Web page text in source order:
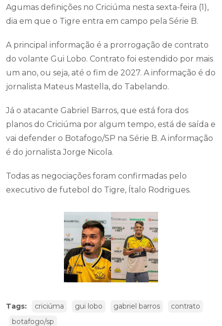
Agumas definições no Criciúma nesta sexta-feira (1),
dia em que o Tigre entra em campo pela Série B.
A principal informação é a prorrogação de contrato
do volante Gui Lobo. Contrato foi estendido por mais
um ano, ou seja, até o fim de 2027. A informação é do
jornalista Mateus Mastella, do Tabelando.
Já o atacante Gabriel Barros, que está fora dos
planos do Criciúma por algum tempo, está de saída e
vai defender o Botafogo/SP na Série B. A informação
é do jornalista Jorge Nicola.
Todas as negociações foram confirmadas pelo
executivo de futebol do Tigre, Ítalo Rodrigues.
Tags: criciúma gui lobo gabriel barros
contrato
botafogo/sp